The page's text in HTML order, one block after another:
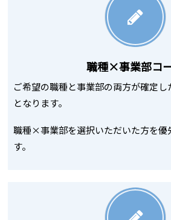
職種×事業部コ
ご希望の職種と事業部の両方が確定し
となります。
職種×事業部を選択いただいた方を優
す。